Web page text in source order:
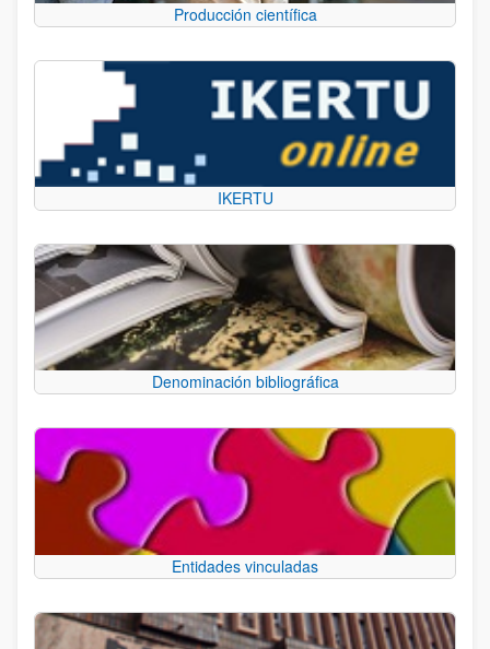
Producción científica
IKERTU
Denominación bibliográfica
Entidades vinculadas